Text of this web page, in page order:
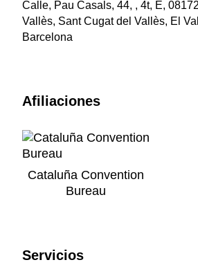
Calle, Pau Casals, 44, , 4t, E,
Vallès, Sant Cugat del Vallès, El
Barcelona
Afiliaciones
Cataluña Convention
Bureau
Servicios